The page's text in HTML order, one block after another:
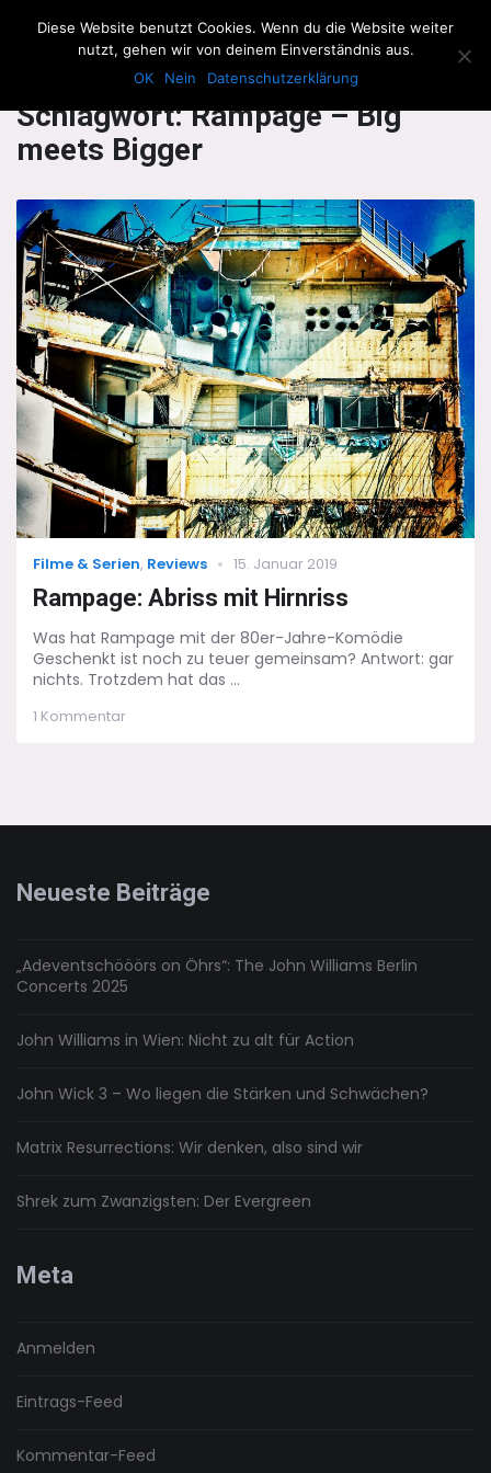
The Howling Men
Schlagwort:Rampage – Big
meets Bigger
Categories
Filme & Serien, Reviews
Posted
on
15. Januar 2019
Rampage: Abriss mit Hirnriss
Was hat Rampage mit der 80er-Jahre-Komödie
Geschenkt ist noch zu teuer gemeinsam? Antwort: gar
nichts. Trotzdem hat das ...
1 Kommentarzu
Neueste Beiträge
„Adeventschööörs on Öhrs“: The John Williams Berlin
Concerts 2025
John Williams in Wien: Nicht zu alt für Action
John Wick 3 – Wo liegen die Stärken und Schwächen?
Matrix Resurrections: Wir denken, also sind wir
Shrek zum Zwanzigsten: Der Evergreen
Meta
Anmelden
Eintrags-Feed
Kommentar-Feed
Diese Website benutzt Cookies. Wenn du die Website weiter
nutzt, gehen wir von deinem Einverständnis aus.
OK
Nein Datenschutzerklärung